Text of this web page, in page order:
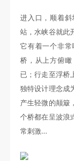
进入口，顺着
站，水峡谷就此
它有着一个非
桥，从上方俯
已；行走至浮桥
独特设计理念成
产生轻微的颠簸
个桥都在呈波浪
常刺激...